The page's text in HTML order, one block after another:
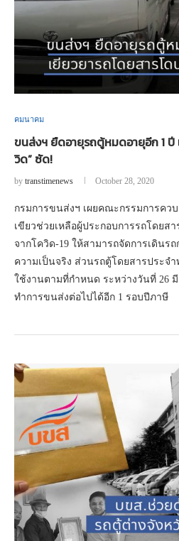
คมนาคม
ขนส่งฯ ยืดอายุรถตู้หมดอายุอีก 1 ปี
วิด” ซัด!
by transtimenews October 28, 2020
กรมการขนส่งฯ เผยคณะกรรมการคว
เขียวช่วยเหลือผู้ประกอบการรถโดยส
จากโควิด-19 ให้สามารถจัดการเดินร
ความเป็นจริง ส่วนรถตู้โดยสารประจ
ใช้งานตามที่กำหนด ระหว่างวันที่ 26 มี
ทำการขนส่งต่อไปได้อีก 1 รอบปีภาษี